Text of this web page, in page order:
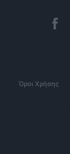
Όροι Χρήσης